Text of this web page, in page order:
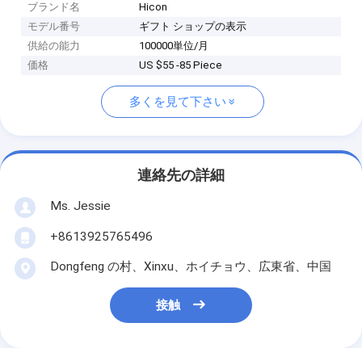
ブランド名
Hicon
モデル番号
ギフト ショップの表示
供給の能力
100000単位/月
価格
US $55 -85 Piece
多くを見て下さい
連絡先の詳細
Ms. Jessie
+8613925765496
Dongfeng の村、Xinxu、ホイチョウ、広東省、中国
接触